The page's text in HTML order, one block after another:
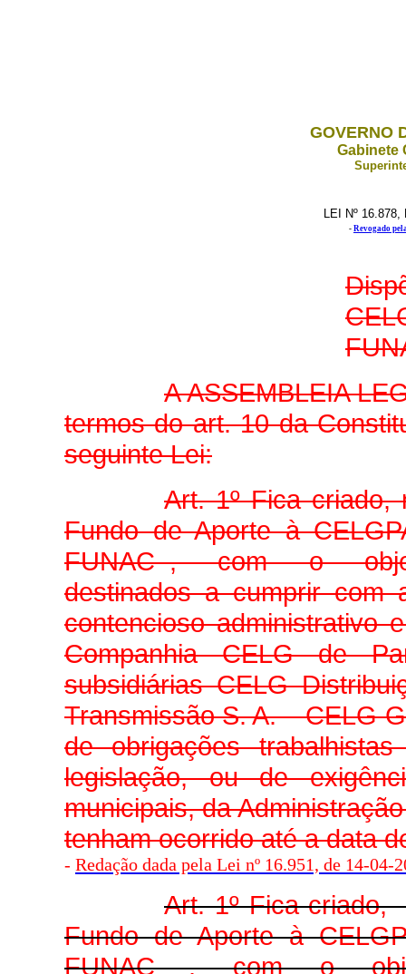
GOVERNO
Gabinete
LEI Nº
- Revogado
A ASSEMBLEIA
termos do art. 10 da
seguinte Lei:
Art. 1º Fica criado,
Fundo de Aporte à
FUNAC–, com o
destinados a cumprir com
contencioso administrativo
Companhia CELG de
subsidiárias CELG
Transmissão S. A. – CELG
de obrigações
legislação, ou de
municipais, da
tenham ocorrido até a data
- Redação dada pela Lei nº 16.951, de 14-04-
Art. 1º Fica criado,
Fundo de Aporte à
FUNAC –, com o